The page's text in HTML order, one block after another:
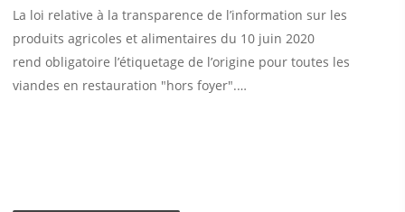
La loi relative à la transparence de l’information sur les
produits agricoles et alimentaires du 10 juin 2020
rend obligatoire l’étiquetage de l’origine pour toutes les
viandes en restauration "hors foyer".…